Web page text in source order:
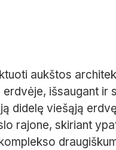
aukštos
išsaugant ir
didelę viešąją
rajone, skiriant